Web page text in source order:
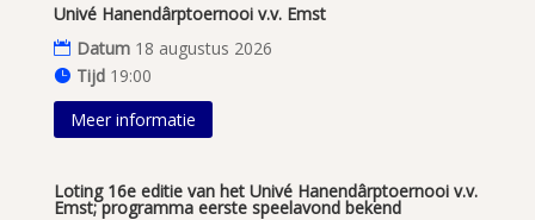
Univé Hanendârptoernooi v.v. Emst
Datum 18 augustus 2026
Tijd 19:00
Meer informatie
Loting 16e editie van het Univé Hanendârptoernooi v.v.
Emst; programma eerste speelavond bekend